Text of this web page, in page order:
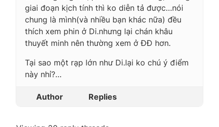
giai đoạn kịch tính thì ko diễn tả được…nói
chung là mình(và nhiều bạn khác nữa) đều
thích xem phin ở Di.nhưng lại chán khâu
thuyết minh nên thường xem ở ĐĐ hơn.
Tại sao một rạp lớn như Di.lại ko chú ý điểm
này nhỉ?…
Author Replies